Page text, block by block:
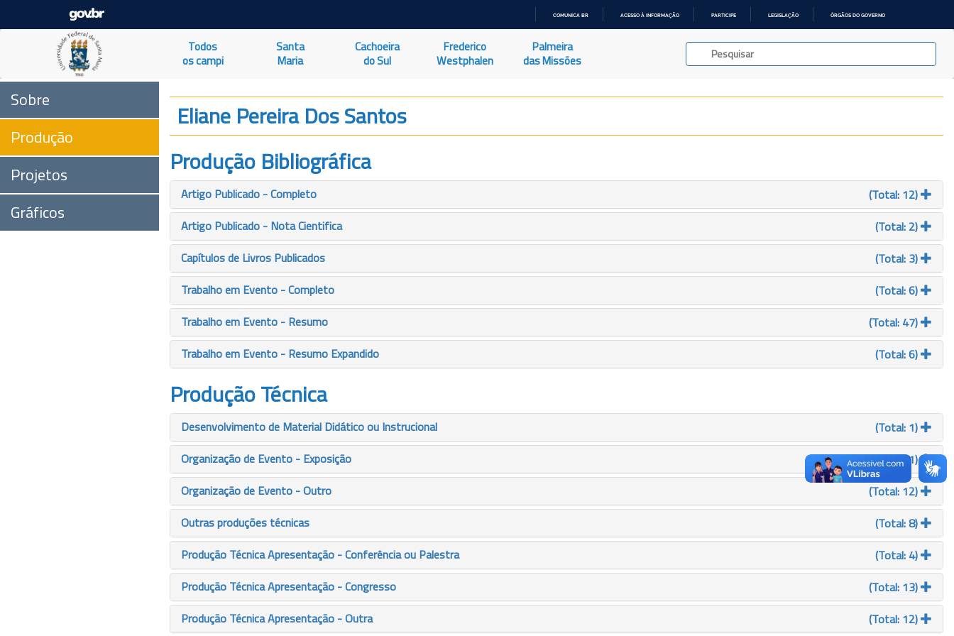
O
COMUNICA BR ACESSO À INFORMAÇÃO PARTICIPE LEGISLAÇÃO ÓRGÃOS DO GOVERNO
Todos
os campi
Santa
Maria
Cachoeira
do Sul
Frederico
Westphalen
Palmeira
das Missões
Sobre
Produção
Projetos
Gráficos
Eliane Pereira Dos Santos
Produção Bibliográfica
Artigo Publicado - Completo
(Total: 12)
Artigo Publicado - Nota Cientifica
(Total: 2)
Capítulos de Livros Publicados
(Total: 3)
Trabalho em Evento - Completo
(Total: 6)
Trabalho em Evento - Resumo
(Total: 47)
Trabalho em Evento - Resumo Expandido
(Total: 6)
Produção Técnica
Desenvolvimento de Material Didático ou Instrucional
(Total: 1)
Organização de Evento - Exposição
(Total: 1)
Organização de Evento - Outro
(Total: 12)
Outras produções técnicas
(Total: 8)
Produção Técnica Apresentação - Conferência ou Palestra
(Total: 4)
Produção Técnica Apresentação - Congresso
(Total: 13)
Produção Técnica Apresentação - Outra
(Total: 12)